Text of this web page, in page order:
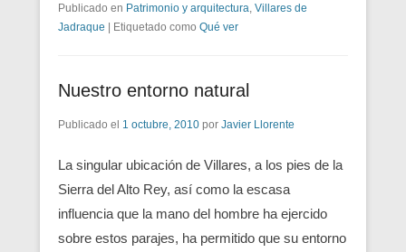
Publicado en Patrimonio y arquitectura Villares de
Jadraque | Etiquetado como Qué ver
Nuestro entorno natural
Publicado el 1 octubre, 2010 por Javier Llorente
La singular ubicación de Villares, a los pies de la
Sierra del Alto Rey, así como la escasa
influencia que la mano del hombre ha ejercido
sobre estos parajes, ha permitido que su entorno